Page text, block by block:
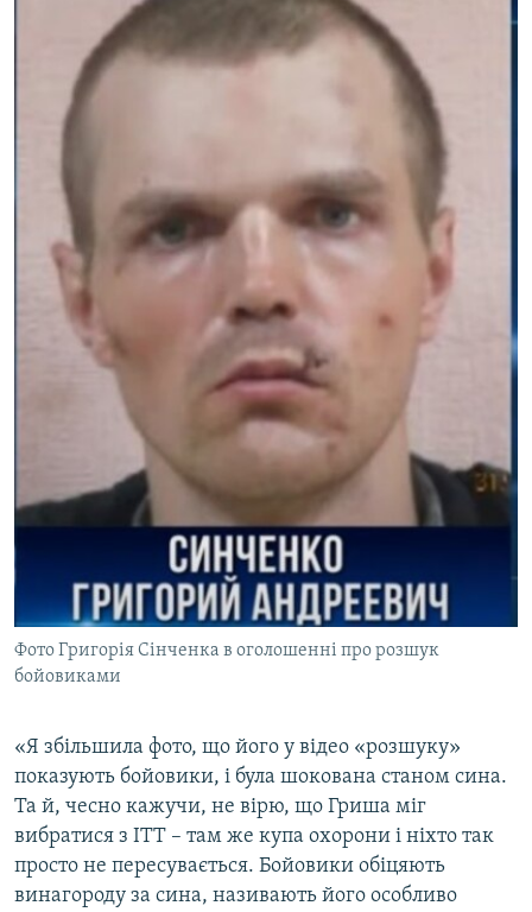
Фото Григорія Сінченка в оголошенні про розшук
бойовиками
«Я збільшила фото, що його у відео «розшуку»
показують бойовики, і була шокована станом сина.
Та й, чесно кажучи, не вірю, що Гриша міг
вибратися з ІТТ – там же купа охорони і ніхто так
просто не пересувається. Бойовики обіцяють
винагороду за сина, називають його особливо